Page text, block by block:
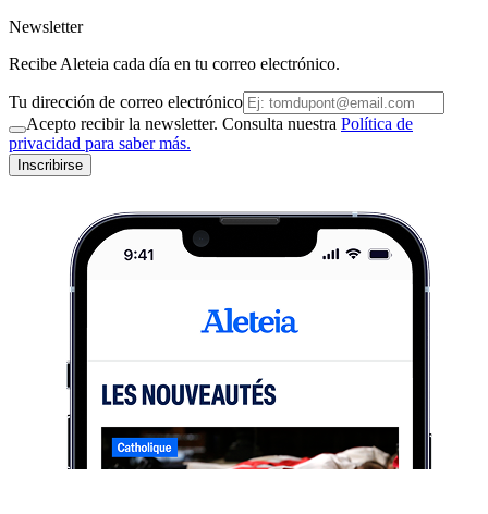
Newsletter
Recibe Aleteia cada día en tu correo electrónico.
Tu dirección de correo electrónico
Acepto recibir la newsletter. Consulta nuestra Política de
privacidad para saber más.
Inscribirse